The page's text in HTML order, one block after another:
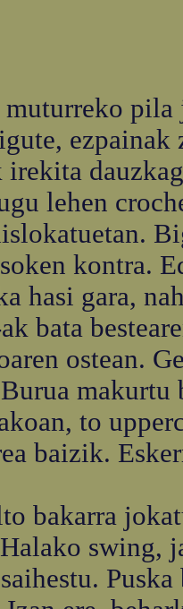
pila
ezpainak
irekita
lehen
kontra.
hasi gara,
bata
ostean.
makurtu
to
baizik.
jokatu
swing,